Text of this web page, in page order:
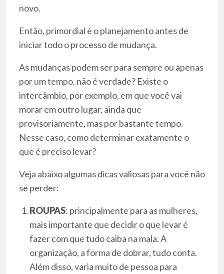
novo.
Então, primordial é o planejamento antes de
iniciar todo o processo de mudança.
As mudanças podem ser para sempre ou apenas
por um tempo, não é verdade? Existe o
intercâmbio, por exemplo, em que você vai
morar em outro lugar, ainda que
provisoriamente, mas por bastante tempo.
Nesse caso, como determinar exatamente o
que é preciso levar?
Veja abaixo algumas dicas valiosas para você não
se perder:
ROUPAS: principalmente para as mulheres,
mais importante que decidir o que levar é
fazer com que tudo caiba na mala. A
organização, a forma de dobrar, tudo conta.
Além disso, varia muito de pessoa para